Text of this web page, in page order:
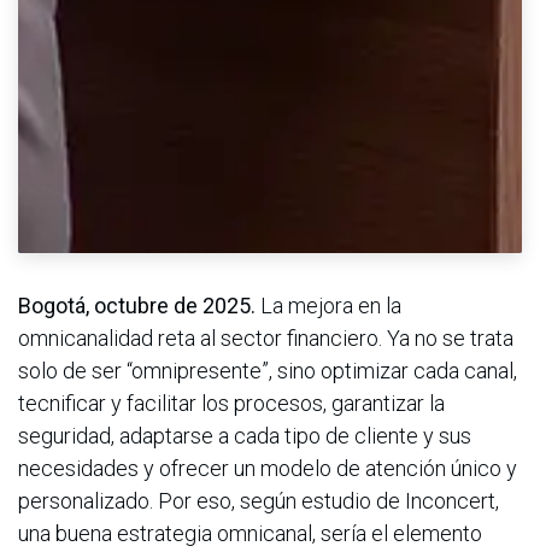
Bogotá, octubre de 2025. La mejora en la
omnicanalidad reta al sector financiero. Ya no se trata
solo de ser “omnipresente”, sino optimizar cada canal,
tecnificar y facilitar los procesos, garantizar la
seguridad, adaptarse a cada tipo de cliente y sus
necesidades y ofrecer un modelo de atención único y
personalizado. Por eso, según estudio de Inconcert,
una buena estrategia omnicanal, sería el elemento